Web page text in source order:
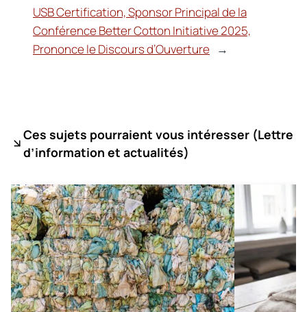
USB Certification, Sponsor Principal de la
Conférence Better Cotton Initiative 2025,
Prononce le Discours d’Ouverture
→
Ces sujets pourraient vous intéresser (Lettre
d’information et actualités)